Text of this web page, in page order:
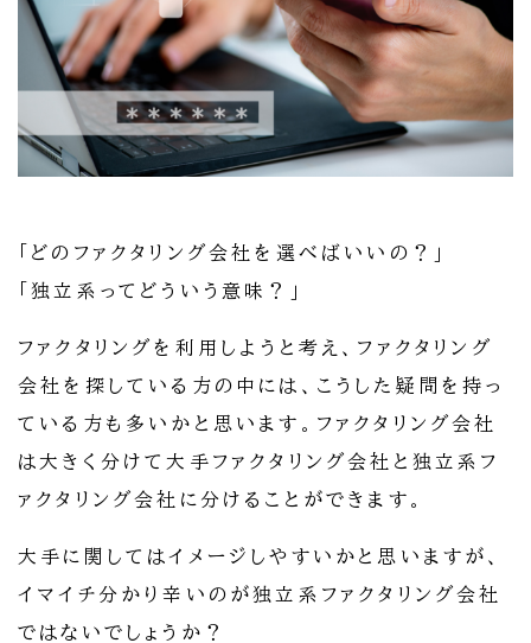
「どのファクタリング会社を選べばいいの？」
「独立系ってどういう意味？」
ファクタリングを利用しようと考え、ファクタリング
会社を探している方の中には、こうした疑問を持っ
ている方も多いかと思います。ファクタリング会社
は大きく分けて大手ファクタリング会社と独立系フ
ァクタリング会社に分けることができます。
大手に関してはイメージしやすいかと思いますが、
イマイチ分かり辛いのが独立系ファクタリング会社
ではないでしょうか？